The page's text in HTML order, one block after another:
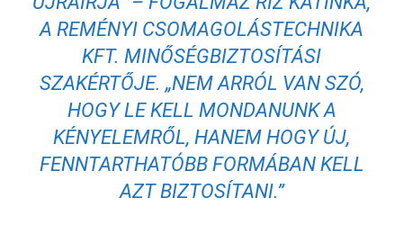
A REMÉNYI CSOMAGOLÁSTECHNIKA
KFT. MINŐSÉGBIZTOSÍTÁSI
SZAKÉRTŐJE. „NEM ARRÓL VAN SZÓ,
HOGY LE KELL MONDANUNK A
KÉNYELEMRŐL, HANEM HOGY ÚJ,
FENNTARTHATÓBB FORMÁBAN KELL
AZT BIZTOSÍTANI.”